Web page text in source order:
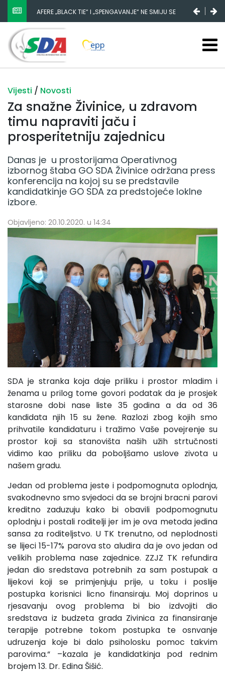
AFERE „BLACK TIE“ I „SPENGAVANJE“ NE SMIJU SE
ZATAŠKATI
Vijesti / Novosti
Za snažne Živinice, u zdravom
timu napraviti jaču i
prosperitetniju zajednicu
Danas je u prostorijama Operativnog
izbornog štaba GO SDA Živinice održana press
konferencija na kojoj su se predstavile
kandidatkinje GO SDA za predstojeće loklne
izbore.
Objavljeno: 20.10.2020. u 14:34
SDA je stranka koja daje priliku i prostor mladim i
ženama u prilog tome govori podatak da je prosjek
starosne dobi nase liste 35 godina a da od 36
kandidata njih 15 su žene. Razlozi zbog kojih smo
prihvatile kandidaturu i tražimo Vaše povejrenje su
prostor koji sa stanovišta naših užih strtučnosti
vidimo kao priliku da poboljšamo uslove zivota u
našem gradu.
Jedan od problema jeste i podpomognuta oplodnja,
svakodnevno smo svjedoci da se brojni bracni parovi
kreditno zaduzuju kako bi obavili podpomognutu
oplodnju i postali roditelji jer im je ova metoda jedina
sansa za roditeljstvo. U TK trenutno, od neplodnosti
se lijeci 15-17% parova sto aludira da je ovo jedan od
velikih problema nase zajednice. ZZJZ TK refundira
jedan dio sredstava potrebnih za sam postupak a
lijekovi koji se primjenjuju prije, u toku i poslije
postupka korisnici licno finansiraju. Moj doprinos u
rjesavanju ovog problema bi bio izdvojiti dio
sredstava iz budzeta grada Zivinica za finansiranje
terapije potrebne tokom postupka te osnvanje
udruzenja koje bi dalo psiholosku pomoc takvim
parovima.“ –kazala je kandidatkinja pod rednim
brojem 13. Dr. Edina Šišić.